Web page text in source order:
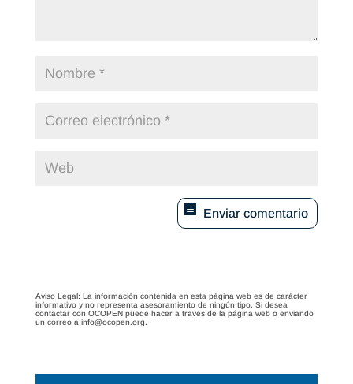
Enviar comentario
Aviso Legal: La información contenida en esta página web es de carácter
informativo y no representa asesoramiento de ningún tipo. Si desea
contactar con OCOPEN puede hacer a través de la página web o enviando
un correo a info@ocopen.org.